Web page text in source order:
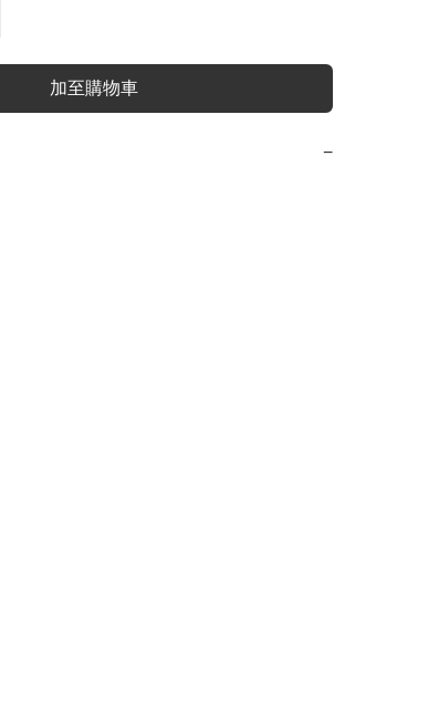
加至購物車
−